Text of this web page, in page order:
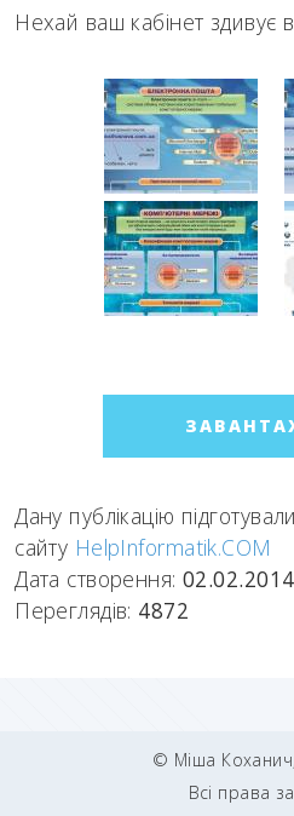
Нехай ваш кабінет здивує
Дану публікацію
сайту HelpInformatik.COM
Дата створення:02.02.2014
Переглядів: 4872
© Міша
Всі права